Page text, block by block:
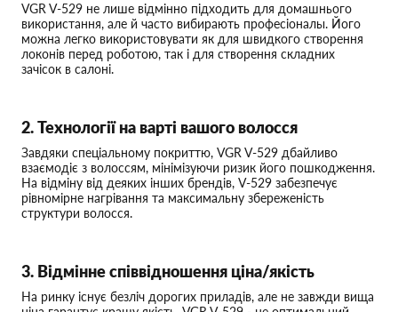
VGR V-529 не лише відмінно підходить для домашнього
використання, але й часто вибирають професіоналы. Його
можна легко використовувати як для швидкого створення
локонів перед роботою, так і для створення складних
зачісок в салоні.
2. Технології на варті вашого волосся
Завдяки спеціальному покриттю, VGR V-529 дбайливо
взаємодіє з волоссям, мінімізуючи ризик його пошкодження.
На відміну від деяких інших брендів, V-529 забезпечує
рівномірне нагрівання та максимальну збереженість
структури волосся.
3. Відмінне співвідношення ціна/якість
На ринку існує безліч дорогих приладів, але не завжди вища